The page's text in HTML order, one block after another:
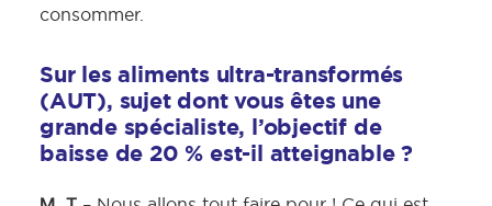
consommer.
Sur les aliments ultra-transformés
(AUT), sujet dont vous êtes une
grande spécialiste, l’objectif de
baisse de 20 % est-il atteignable ?